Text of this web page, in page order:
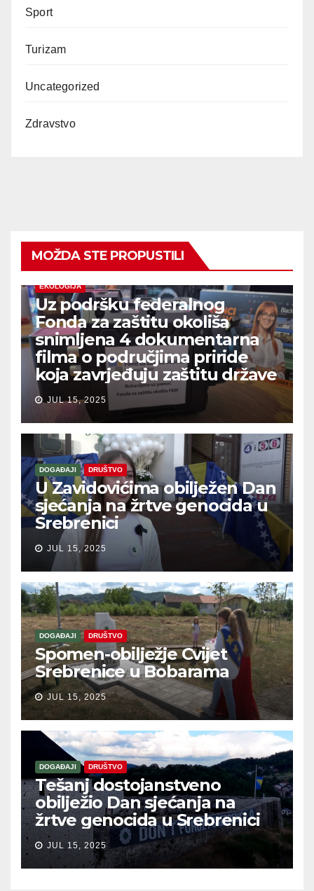
Sport
Turizam
Uncategorized
Zdravstvo
MOŽDA STE PROPUSTILI
EKOLOGIJA
Uz podršku federalnog
Fonda za zaštitu okoliša
snimljena 4 dokumentarna
filma o područjima priride
koja zavrjeđuju zaštitu države
JUL 15, 2025
DOGAĐAJI DRUŠTVO
U Zavidovićima obilježen Dan
sjećanja na žrtve genocida u
Srebrenici
JUL 15, 2025
DOGAĐAJI DRUŠTVO
Spomen-obilježje Cvijet
Srebrenice u Bobarama
JUL 15, 2025
DOGAĐAJI DRUŠTVO
Tešanj dostojanstveno
obilježio Dan sjećanja na
žrtve genocida u Srebrenici
JUL 15, 2025